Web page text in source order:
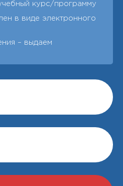
курс/программу
в виде электронного
– выдаeм